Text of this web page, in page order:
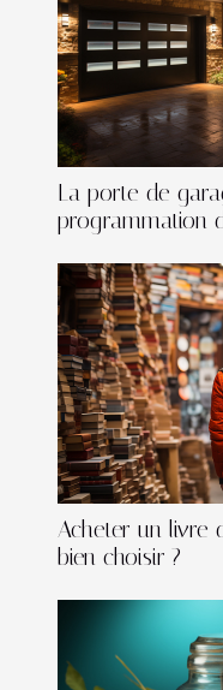
La porte de
programmation
Acheter un livre
bien choisir ?